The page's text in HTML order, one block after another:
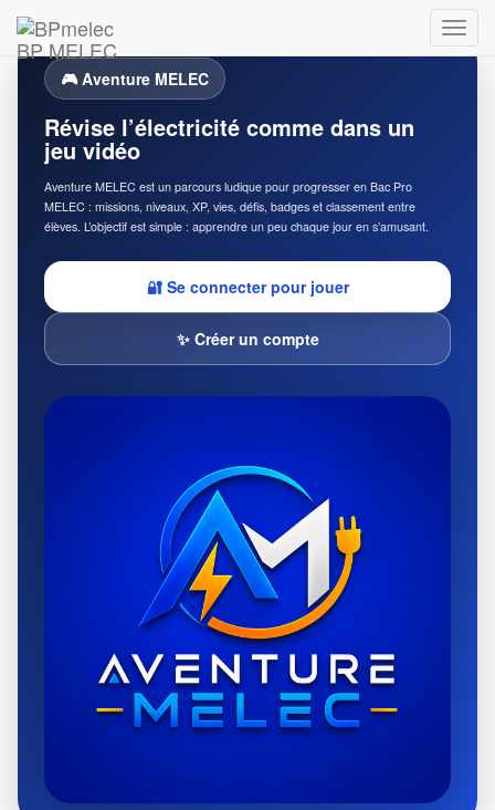
BP MELEC
🎮 Aventure MELEC
Révise l’électricité comme dans un
jeu vidéo
Aventure MELEC est un parcours ludique pour progresser en Bac Pro
MELEC : missions, niveaux, XP, vies, défis, badges et classement entre
élèves. L’objectif est simple : apprendre un peu chaque jour en s’amusant.
🔐 Se connecter pour jouer
✨ Créer un compte